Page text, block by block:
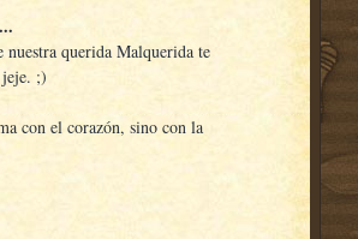
nuestra querida Malquerida te
;)
con el corazón, sino con la